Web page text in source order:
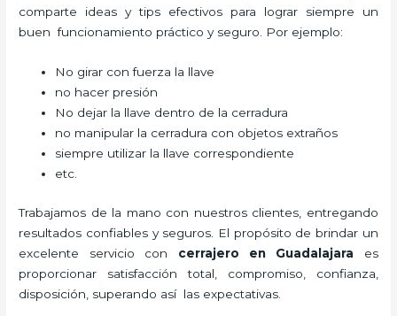
comparte ideas y tips efectivos para lograr siempre un
buen funcionamiento práctico y seguro. Por ejemplo:
No girar con fuerza la llave
no hacer presión
No dejar la llave dentro de la cerradura
no manipular la cerradura con objetos extraños
siempre utilizar la llave correspondiente
etc.
Trabajamos de la mano con nuestros clientes, entregando
resultados confiables y seguros. El propósito de brindar un
excelente servicio con cerrajero en Guadalajara es
proporcionar satisfacción total, compromiso, confianza,
disposición, superando así las expectativas.